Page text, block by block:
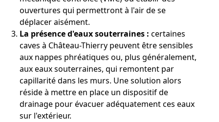
ouvertures qui permettront à l'air de se
déplacer aisément.
La présence d'eaux souterraines : certaines
caves à Château-Thierry peuvent être sensibles
aux nappes phréatiques ou, plus généralement,
aux eaux souterraines, qui remontent par
capillarité dans les murs. Une solution alors
réside à mettre en place un dispositif de
drainage pour évacuer adéquatement ces eaux
sur l'extérieur.